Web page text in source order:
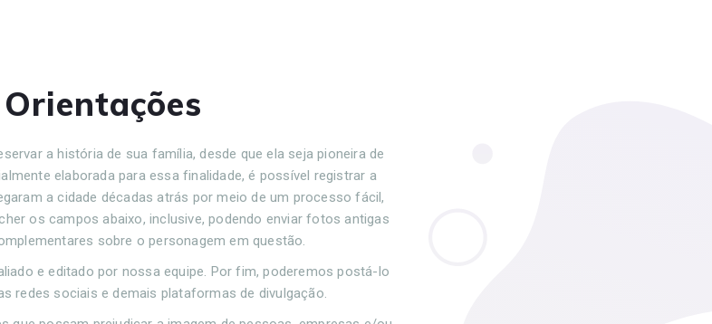
Orientações
a história de sua família, desde que ela seja pioneira de
elaborada para essa finalidade, é possível registrar a
a cidade décadas atrás por meio de um processo fácil,
os campos abaixo, inclusive, podendo enviar fotos antigas
sobre o personagem em questão.
e editado por nossa equipe. Por fim, poderemos postá-lo
redes sociais e demais plataformas de divulgação.